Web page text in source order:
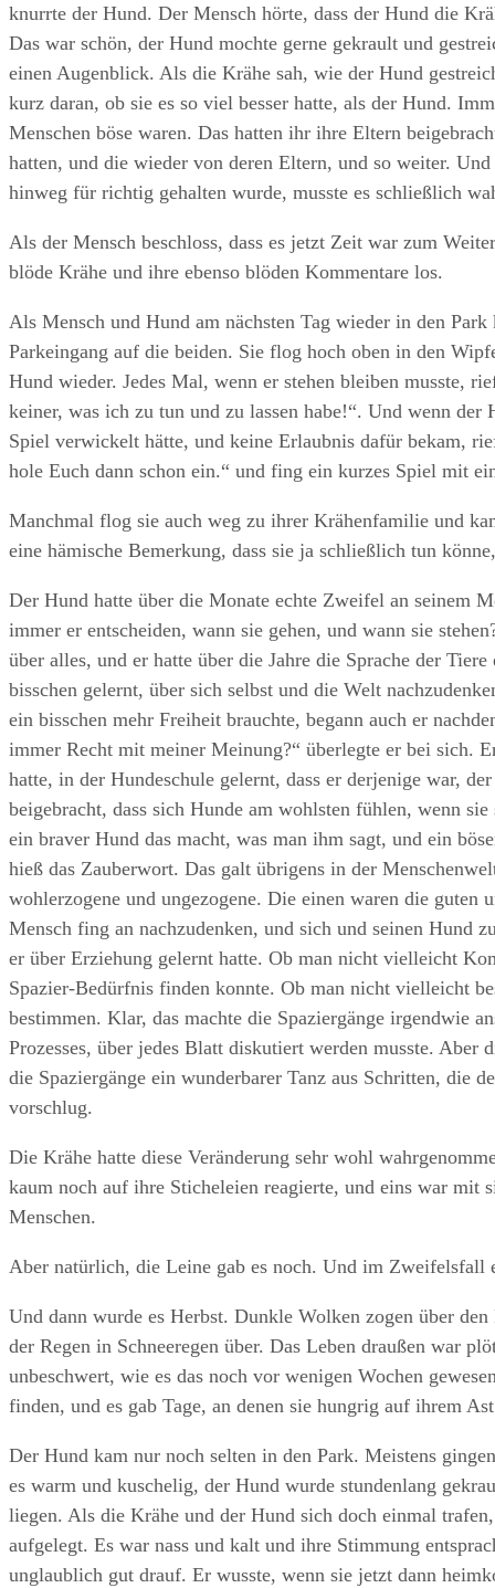
knurrte der Hund. Der Mensch hörte, dass der Hund die
Das war schön, der Hund mochte gerne gekrault und
einen Augenblick. Als die Krähe sah, wie der Hund
kurz daran, ob sie es so viel besser hatte, als der Hund.
Menschen böse waren. Das hatten ihr ihre Eltern
hatten, und die wieder von deren Eltern, und so weiter.
hinweg für richtig gehalten wurde, musste es schließlich
Als der Mensch beschloss, dass es jetzt Zeit war zum
blöde Krähe und ihre ebenso blöden Kommentare los.
Als Mensch und Hund am nächsten Tag wieder in den
Parkeingang auf die beiden. Sie flog hoch oben in den
Hund wieder. Jedes Mal, wenn er stehen bleiben musste,
keiner, was ich zu tun und zu lassen habe!“. Und wenn der
Spiel verwickelt hätte, und keine Erlaubnis dafür bekam,
hole Euch dann schon ein.“ und fing ein kurzes Spiel mit
Manchmal flog sie auch weg zu ihrer Krähenfamilie und
eine hämische Bemerkung, dass sie ja schließlich tun
Der Hund hatte über die Monate echte Zweifel an seinem
immer er entscheiden, wann sie gehen, und wann sie
über alles, und er hatte über die Jahre die Sprache der
bisschen gelernt, über sich selbst und die Welt
ein bisschen mehr Freiheit brauchte, begann auch er
immer Recht mit meiner Meinung?“ überlegte er bei sich.
hatte, in der Hundeschule gelernt, dass er derjenige war,
beigebracht, dass sich Hunde am wohlsten fühlen, wenn
ein braver Hund das macht, was man ihm sagt, und ein
hieß das Zauberwort. Das galt übrigens in der
wohlerzogene und ungezogene. Die einen waren die guten
Mensch fing an nachzudenken, und sich und seinen Hund
er über Erziehung gelernt hatte. Ob man nicht vielleicht
Spazier-Bedürfnis finden konnte. Ob man nicht vielleicht
bestimmen. Klar, das machte die Spaziergänge irgendwie
Prozesses, über jedes Blatt diskutiert werden musste.
die Spaziergänge ein wunderbarer Tanz aus Schritten, die
vorschlug.
Die Krähe hatte diese Veränderung sehr wohl
kaum noch auf ihre Sticheleien reagierte, und eins war mit
Menschen.
Aber natürlich, die Leine gab es noch. Und im Zweifelsfall
Und dann wurde es Herbst. Dunkle Wolken zogen über
der Regen in Schneeregen über. Das Leben draußen war
unbeschwert, wie es das noch vor wenigen Wochen
finden, und es gab Tage, an denen sie hungrig auf ihrem
Der Hund kam nur noch selten in den Park. Meistens
es warm und kuschelig, der Hund wurde stundenlang
liegen. Als die Krähe und der Hund sich doch einmal
aufgelegt. Es war nass und kalt und ihre Stimmung
unglaublich gut drauf. Er wusste, wenn sie jetzt dann